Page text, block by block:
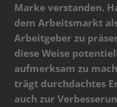
Marke verstanden.
dem Arbeitsmarkt
Arbeitgeber zu
diese Weise
aufmerksam zu
trägt durchdachtes
auch zur